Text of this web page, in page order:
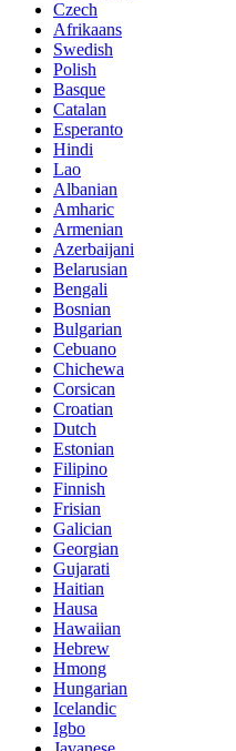
Czech
Afrikaans
Swedish
Polish
Basque
Catalan
Esperanto
Hindi
Lao
Albanian
Amharic
Armenian
Azerbaijani
Belarusian
Bengali
Bosnian
Bulgarian
Cebuano
Chichewa
Corsican
Croatian
Dutch
Estonian
Filipino
Finnish
Frisian
Galician
Georgian
Gujarati
Haitian
Hausa
Hawaiian
Hebrew
Hmong
Hungarian
Icelandic
Igbo